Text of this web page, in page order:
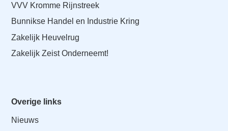
VVV Kromme Rijnstreek
Bunnikse Handel en Industrie Kring
Zakelijk Heuvelrug
Zakelijk Zeist Onderneemt!
Overige links
Nieuws